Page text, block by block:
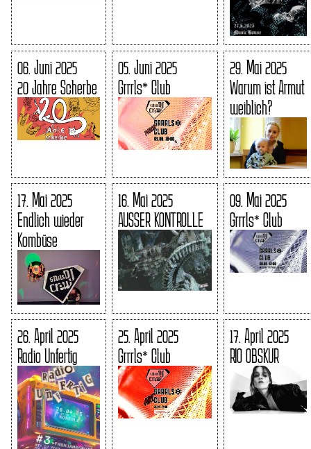
06. Juni 2025
20 Jahre Scherbe
05. Juni 2025
Grrrls* Club
29. Mai 2025
Warum ist Armut
weiblich?
17. Mai 2025
Endlich wieder
Kombüse
16. Mai 2025
AUSSER KONTROLLE
09. Mai 2025
Grrrls* Club
26. April 2025
Radio Unfertig
25. April 2025
Grrrls* Club
17. April 2025
RIO OBSKUR